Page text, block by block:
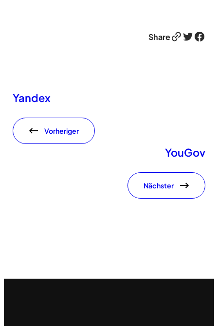
ShareLink Twitter Facebook
Yandex
Vorheriger
YouGov
Nächster